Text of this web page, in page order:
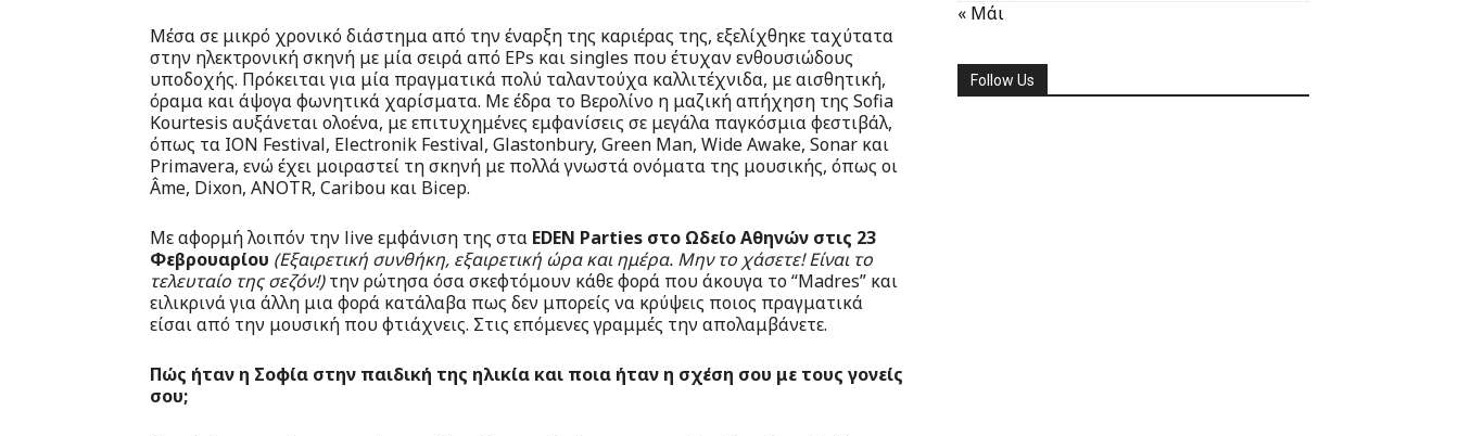
Μέσα σε μικρό χρονικό διάστημα από την έναρξη της καριέρας της, εξελίχθηκε ταχύτατα
στην ηλεκτρονική σκηνή με μία σειρά από EPs και singles που έτυχαν ενθουσιώδους
υποδοχής. Πρόκειται για μία πραγματικά πολύ ταλαντούχα καλλιτέχνιδα, με αισθητική,
όραμα και άψογα φωνητικά χαρίσματα. Με έδρα το Βερολίνο η μαζική απήχηση της Sofia
Kourtesis αυξάνεται ολοένα, με επιτυχημένες εμφανίσεις σε μεγάλα παγκόσμια φεστιβάλ,
όπως τα ION Festival, Electronik Festival, Glastonbury, Green Man, Wide Awake, Sonar και
Primavera, ενώ έχει μοιραστεί τη σκηνή με πολλά γνωστά ονόματα της μουσικής, όπως οι
Âme, Dixon, ANOTR, Caribou και Bicep.
Με αφορμή λοιπόν την live εμφάνιση της στα EDEN Parties στο Ωδείο Αθηνών στις 23
Φεβρουαρίου (Εξαιρετική συνθήκη, εξαιρετική ώρα και ημέρα. Μην το χάσετε! Είναι το
τελευταίο της σεζόν!)την ρώτησα όσα σκεφτόμουν κάθε φορά που άκουγα το “Madres” και
ειλικρινά για άλλη μια φορά κατάλαβα πως δεν μπορείς να κρύψεις ποιος πραγματικά
είσαι από την μουσική που φτιάχνεις. Στις επόμενες γραμμές την απολαμβάνετε.
Πώς ήταν η Σοφία στην παιδική της ηλικία και ποια ήταν η σχέση σου με τους γονείς
σου;
« Μάι
Follow Us